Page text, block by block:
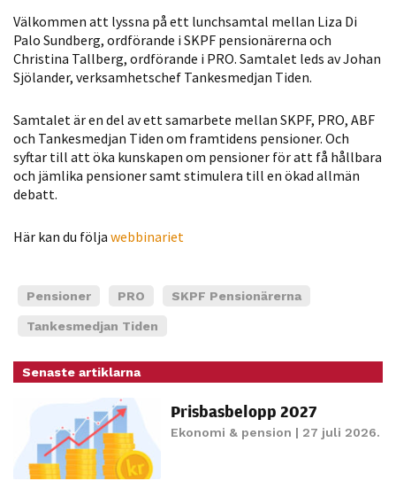
Välkommen att lyssna på ett lunchsamtal mellan Liza Di
Palo Sundberg, ordförande i SKPF pensionärerna och
Christina Tallberg, ordförande i PRO. Samtalet leds av Johan
Sjölander, verksamhetschef Tankesmedjan Tiden.
Samtalet är en del av ett samarbete mellan SKPF, PRO, ABF
och Tankesmedjan Tiden om framtidens pensioner. Och
syftar till att öka kunskapen om pensioner för att få hållbara
och jämlika pensioner samt stimulera till en ökad allmän
debatt.
Här kan du följa webbinariet
Pensioner PRO SKPF Pensionärerna
Tankesmedjan Tiden
Senaste artiklarna
Prisbasbelopp 2027
Ekonomi & pension | 27 juli 2026.
går inte att
välja bort. De
behövs för
över huvud
taget ska
fungera.
förbättra
hur hemsidan
används.